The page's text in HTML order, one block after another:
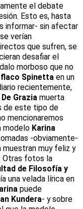
el debate
Esto es, hasta
informar- sin afectar
verían
que sufren, se
desafiar el
morboso que no
flaco Spinetta en un
recientemente,
Grazia muerta
de este tipo de
mencionaremos
modelo Karina
-obviamente-
muestran muy feliz y
Otras fotos la
de Filosofía y
una velada lírica en
puede
Kundera- y sobre